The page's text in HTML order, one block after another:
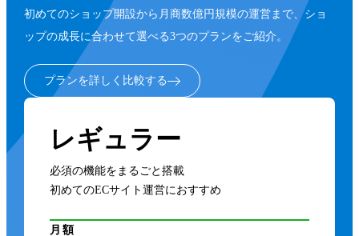
初めてのショップ開設から月商数億円規模の運営まで、ショ
ップの成長に合わせて選べる3つのプランをご紹介。
プランを詳しく比較する
レギュラー
必須の機能をまるごと搭載
初めてのECサイト運営におすすめ
月額